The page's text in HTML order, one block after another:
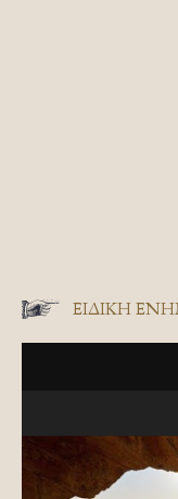
ΕΙΔΙΚΉ